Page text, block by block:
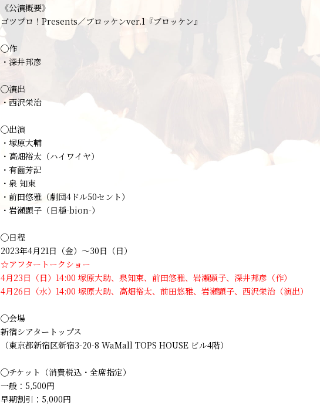
《公演概要》
ゴツプロ！Presents／ブロッケンver.1『ブロッケン』
◯作
・深井邦彦
◯演出
・西沢栄治
◯出演
・塚原大輔
・高畑裕太（ハイワイヤ）
・有薗芳記
・泉 知束
・前田悠雅（劇団4ドル50セント）
・岩瀬顕子（日穏-bion-）
◯日程
2023年4月21日（金）～30日（日）
☆アフタートークショー
4月23日（日）14:00 塚原大助、泉知束、前田悠雅、岩瀬顕子、深井邦彦（作）
4月26日（水）14:00 塚原大助、高畑裕太、前田悠雅、岩瀬顕子、西沢栄治（演出）
◯会場
新宿シアタートップス
（東京都新宿区新宿3-20-8 WaMall TOPS HOUSE ビル4階）
◯チケット（消費税込・全席指定）
一般：5,500円
早期割引：5,000円